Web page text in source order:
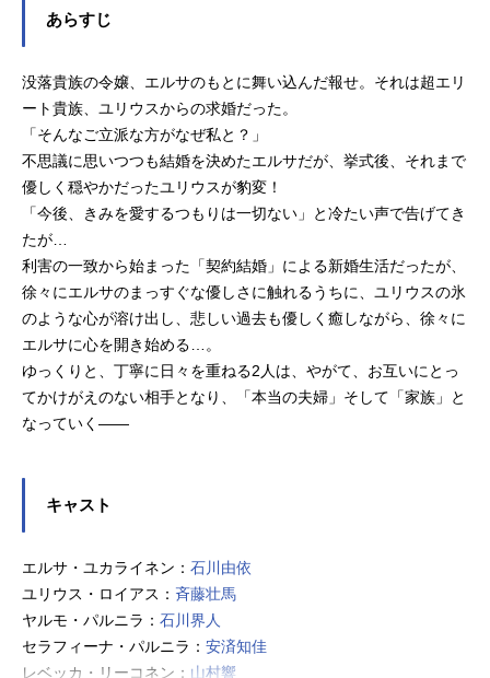
あらすじ
没落貴族の令嬢、エルサのもとに舞い込んだ報せ。それは超エリ
ート貴族、ユリウスからの求婚だった。
「そんなご立派な方がなぜ私と？」
不思議に思いつつも結婚を決めたエルサだが、挙式後、それまで
優しく穏やかだったユリウスが豹変！
「今後、きみを愛するつもりは一切ない」と冷たい声で告げてき
たが…
利害の一致から始まった「契約結婚」による新婚生活だったが、
徐々にエルサのまっすぐな優しさに触れるうちに、ユリウスの氷
のような心が溶け出し、悲しい過去も優しく癒しながら、徐々に
エルサに心を開き始める…。
ゆっくりと、丁寧に日々を重ねる2人は、やがて、お互いにとっ
てかけがえのない相手となり、「本当の夫婦」そして「家族」と
なっていく――
キャスト
エルサ・ユカライネン： 石川由依
ユリウス・ロイアス： 斉藤壮馬
ヤルモ・パルニラ： 石川界人
セラフィーナ・パルニラ： 安済知佳
レベッカ・リーコネン： 山村響